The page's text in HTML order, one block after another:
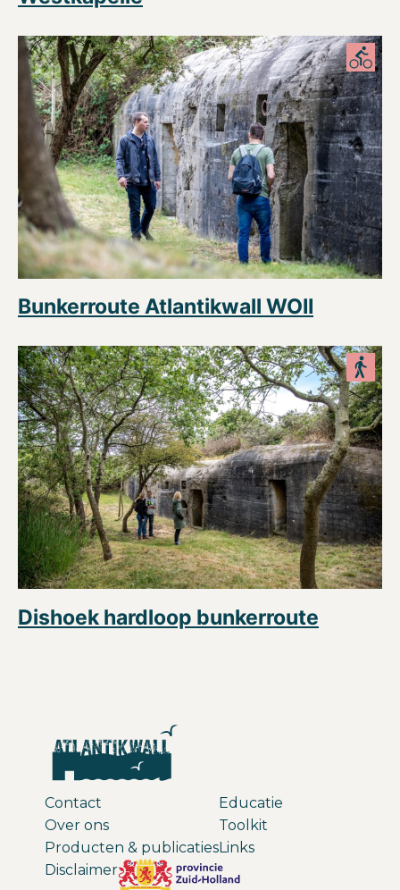
Bunkerroute Atlantikwall WOII
Dishoek hardloop bunkerroute
Contact
Over ons
Producten & publicaties
Educatie
Toolkit
Links
Disclaimer